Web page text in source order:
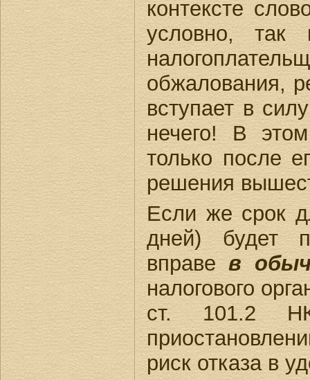
контексте
условно,
обжалования,
вступает в
нечего! В
только после
решения
Если же срок
дней) будет
вправев
налогового
ст. 101.2
риск отказа в